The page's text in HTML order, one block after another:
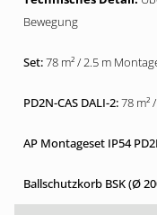
Bewegung
78 m² / 2.5 m
78 m²